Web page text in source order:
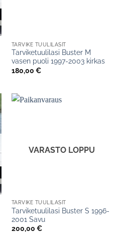
TARVIKE TUULILASIT
Tarviketuulilasi Buster M
vasen puoli 1997-2003 kirkas
180,00 €
VARASTO LOPPU
TARVIKE TUULILASIT
Tarviketuulilasi Buster S 1996-
2001 Savu
200,00 €